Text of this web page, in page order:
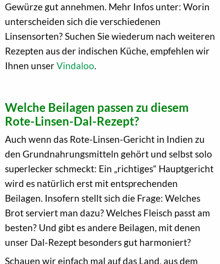
Gewürze gut annehmen. Mehr Infos unter: Worin
unterscheiden sich die verschiedenen
Linsensorten? Suchen Sie wiederum nach weiteren
Rezepten aus der indischen Küche, empfehlen wir
Ihnen unserVindaloo.
Welche Beilagen passen zu diesem
Rote-Linsen-Dal-Rezept?
Auch wenn das Rote-Linsen-Gericht in Indien zu
den Grundnahrungsmitteln gehört und selbst solo
superlecker schmeckt: Ein „richtiges“ Hauptgericht
wird es natürlich erst mit entsprechenden
Beilagen. Insofern stellt sich die Frage: Welches
Brot serviert man dazu? Welches Fleisch passt am
besten? Und gibt es andere Beilagen, mit denen
unser Dal-Rezept besonders gut harmoniert?
Schauen wir einfach mal auf das Land, aus dem